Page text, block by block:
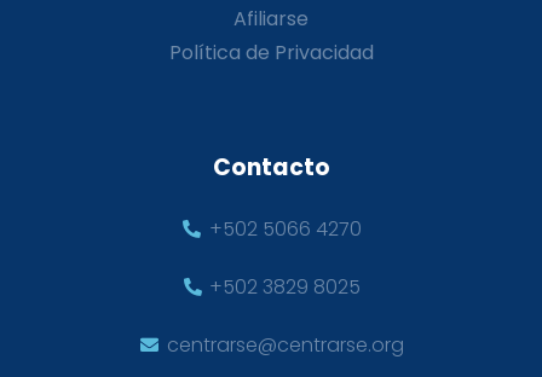
Afiliarse
Política de Privacidad
Contacto
+502 5066 4270
+502 3829 8025
centrarse@centrarse.org